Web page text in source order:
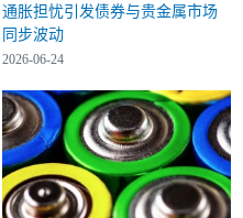
通胀担忧引发债券与贵金属市场
同步波动
2026-06-24